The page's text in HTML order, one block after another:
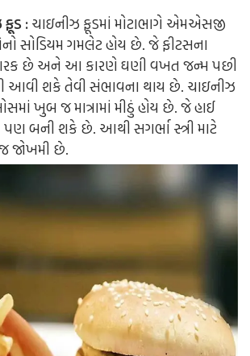
ફૂડ :ચાઇનીઝ ફૂડમાં મોટાભાગે એમએસજી
સોડિયમ ગમલેટ હોય છે. જે ફીટસના
છે અને આ કારણે ઘણી વખત જન્મ પછી
આવી શકે તેવી સંભાવના થાય છે. ચાઇનીઝ
ખુબ જ માત્રામાં મીઠું હોય છે. જે હાઈ
પણ બની શકે છે. આથી સગર્ભા સ્ત્રી માટે
જોખમી છે.